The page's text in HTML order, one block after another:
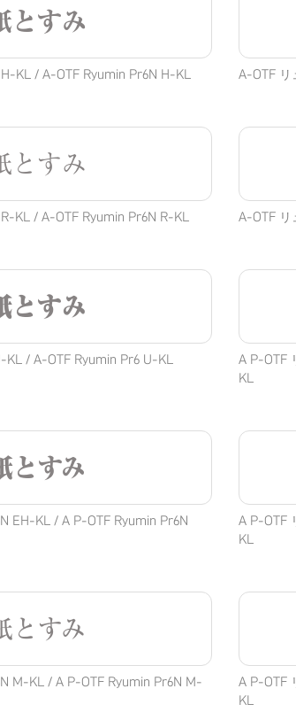
とすみ
KL / A-OTF Ryumin Pr6N H-KL A-OTF リ
とすみ
KL / A-OTF Ryumin Pr6N R-KL A-OTF リ
とすみ
/ A-OTF Ryumin Pr6 U-KL
A P-OTF
KL
とすみ
EH-KL / A P-OTF Ryumin Pr6N
A P-OTF
KL
とすみ
M-KL / A P-OTF Ryumin Pr6N M-
A P-OTF
KL